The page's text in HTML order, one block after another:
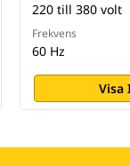
220 till 380 volt
Frekvens
60 Hz
Visa